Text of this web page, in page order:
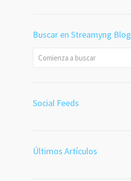
Buscar en Streamyng Blog
Social Feeds
Últimos Artículos